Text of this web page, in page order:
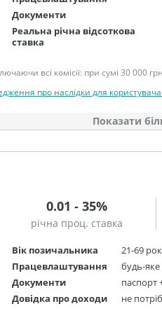
Документи
Реальна річна відсоткова
ставка
всі комісії: при сумі 30 000
про наслідки для
Показати
0.01 - 35%
річна проц. ставка
Вік позичальника
21-69
Працевлаштування
будь-яке
Документи
паспорт
Довідка про доходи
не